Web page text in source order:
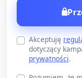
Akceptuję
dotyczący
prywatności.